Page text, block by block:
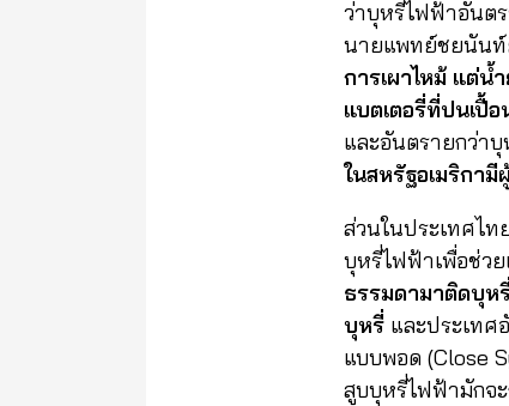
ว่าบุหรี่ไฟฟ้าอันต
นายแพทย์ชยนันท์
การเผาไหม้ แต่น้
แบตเตอรี่ที่ปนเปื้
และอันตรายกว่า
ในสหรัฐอเมริกา
ส่วนในประเทศไท
บุหรี่ไฟฟ้าเพื่อช่ว
ธรรมดามาติดบุห
บุหรี่ และประเท
แบบพอด (Close
สูบบุหรี่ไฟฟ้ามักจ